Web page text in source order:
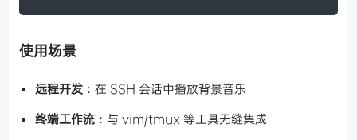
使用场景
远程开发 ：在 SSH 会话中播放背景音乐
终端工作流 ：与 vim/tmux 等工具无缝集成